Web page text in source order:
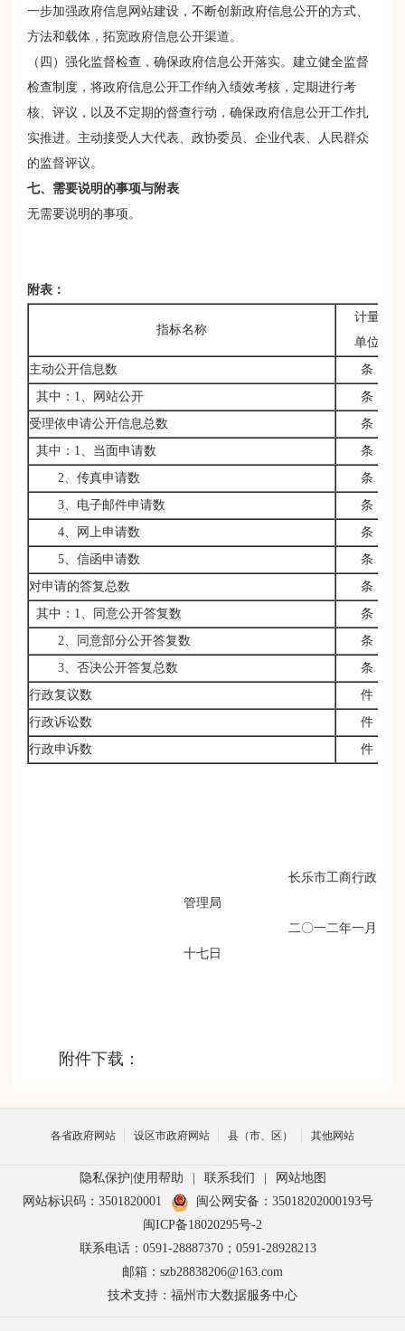
一步加强政府信息网站建设，不断创新政府信息公开的方式、
方法和载体，拓宽政府信息公开渠道。
（四）强化监督检查，确保政府信息公开落实。建立健全监督
检查制度，将政府信息公开工作纳入绩效考核，定期进行考
核、评议，以及不定期的督查行动，确保政府信息公开工作扎
实推进。主动接受人大代表、政协委员、企业代表、人民群众
的监督评议。
七、需要说明的事项与附表
无需要说明的事项。
附表：
指标名称
计量
单位
主动公开信息数
条
其中：1、网站公开
条
受理依申请公开信息总数
条
其中：1、当面申请数
条
2、传真申请数
条
3、电子邮件申请数
条
4、网上申请数
条
5、信函申请数
条
对申请的答复总数
条
其中：1、同意公开答复数
条
2、同意部分公开答复数
条
3、否决公开答复总数
条
行政复议数
件
行政诉讼数
件
行政申诉数
件
长乐市工商行政
管理局
二〇一二年一月
十七日
附件下载：
各省政府网站 设区市政府网站 县（市、区） 其他网站
隐私保护 使用帮助 联系我们
网站地图
网站标识码：3501820001
闽公网安备：35018202000193号
闽ICP备18020295号-2
联系电话：0591-28887370；0591-28928213
邮箱：szb28838206@163.com
技术支持：福州市大数据服务中心